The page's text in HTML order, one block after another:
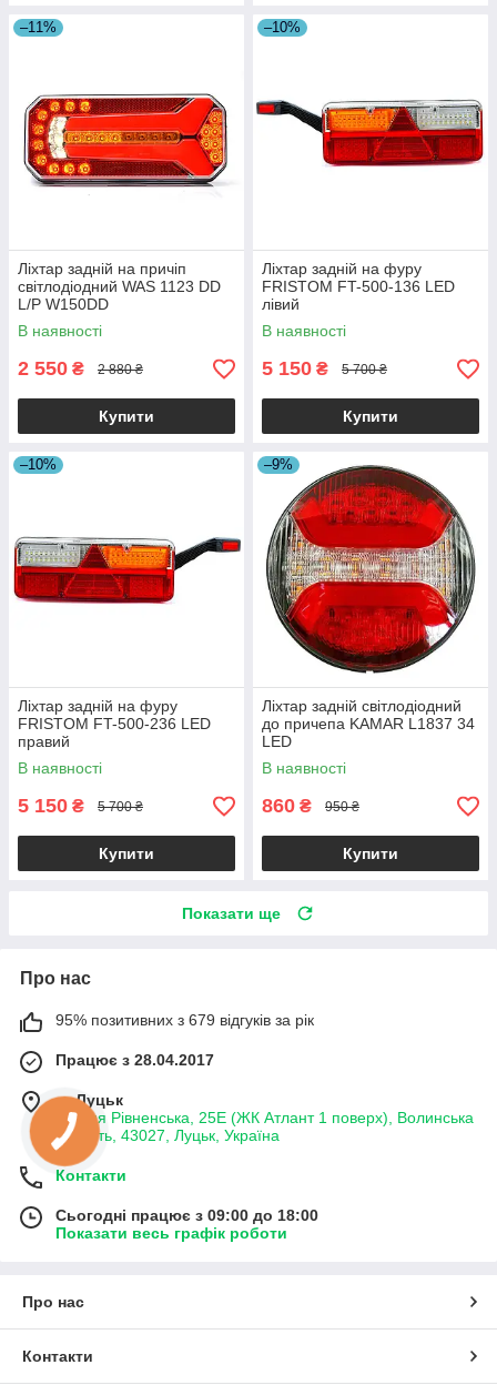
–11%
Ліхтар задній на причіп
світлодіодний WAS 1123 DD
L/P W150DD
В наявності
2 550 ₴ 2 880 ₴
Купити
–10%
Ліхтар задній на фуру
FRISTOM FT-500-136 LED
лівий
В наявності
5 150 ₴ 5 700 ₴
Купити
–10%
Ліхтар задній на фуру
FRISTOM FT-500-236 LED
правий
В наявності
5 150 ₴ 5 700 ₴
Купити
–9%
Ліхтар задній світлодіодний
до причепа KAMAR L1837 34
LED
В наявності
860 ₴ 950 ₴
Купити
Показати ще
Про нас
95% позитивних з 679 відгуків за рік
Працює з 28.04.2017
м. Луцьк
вулиця Рівненська, 25Е (ЖК Атлант 1 поверх), Волинська
область, 43027, Луцьк, Україна
Контакти
Сьогодні працює з 09:00 до 18:00
Показати весь графік роботи
Про нас
Контакти